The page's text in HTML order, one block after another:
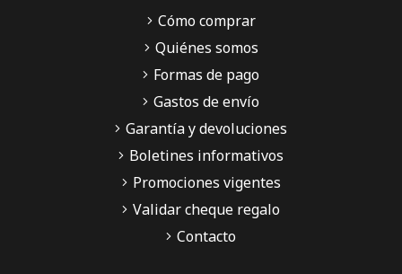
Cómo comprar
Quiénes somos
Formas de pago
Gastos de envío
Garantía y devoluciones
Boletines informativos
Promociones vigentes
Validar cheque regalo
Contacto